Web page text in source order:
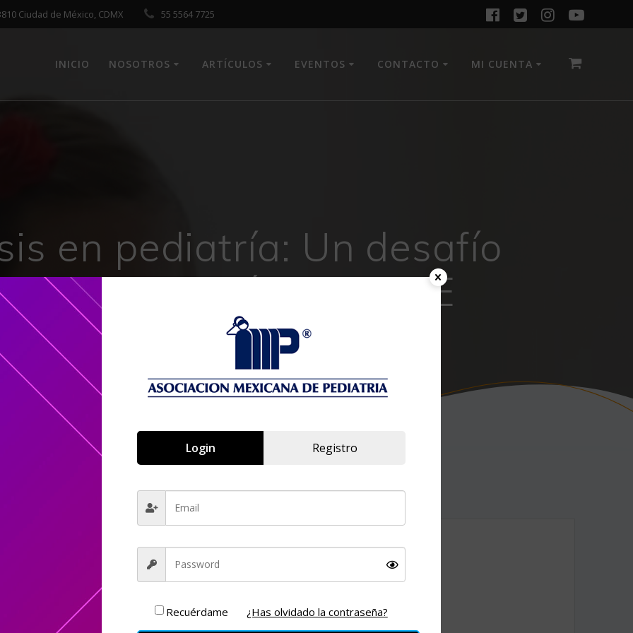
Ciudad de México, CDMX 55 5564 7725
INICIO NOSOTROS ARTÍCULOS EVENTOS CONTACTO MI CUENTA
en pediatría: Un desafío
y terapeútico – LIVE
registrados y que compraron el acceso podrán ver esta sección.
acceso favor de dar en el siguiente link para poder realizar la compra:
Login Registro
Recuérdame ¿Has olvidado la contraseña?